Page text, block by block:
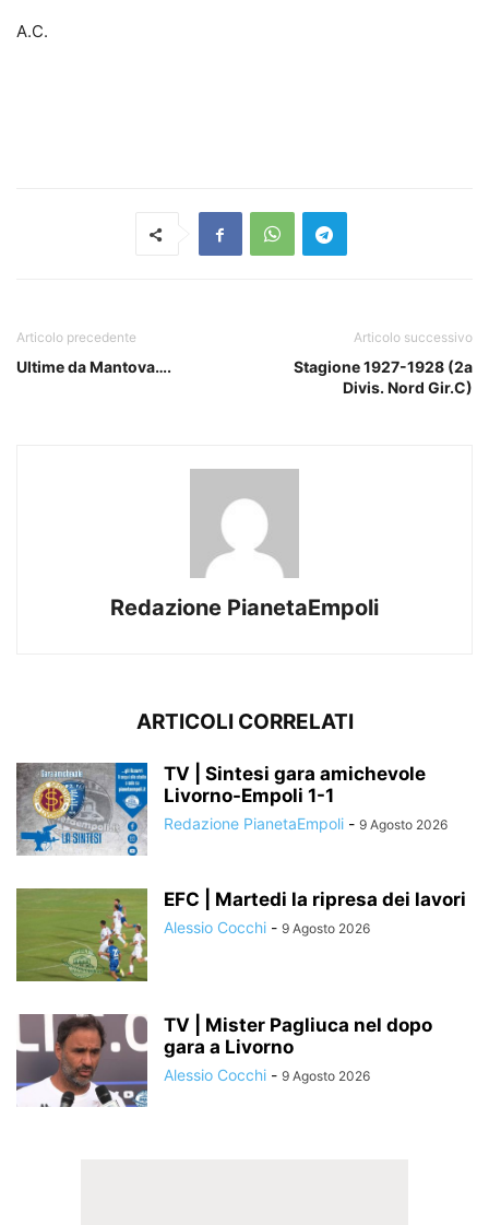
A.C.
Articolo precedente
Ultime da Mantova….
Articolo successivo
Stagione 1927-1928 (2a
Divis. Nord Gir.C)
Redazione PianetaEmpoli
ARTICOLI CORRELATI
TV | Sintesi gara amichevole
Livorno-Empoli 1-1
Redazione PianetaEmpoli - 9 Agosto 2026
EFC | Martedi la ripresa dei lavori
Alessio Cocchi - 9 Agosto 2026
TV | Mister Pagliuca nel dopo
gara a Livorno
Alessio Cocchi - 9 Agosto 2026